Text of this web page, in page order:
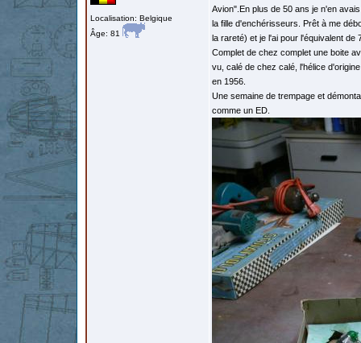
Localisation: Belgique
Âge: 81
Avion".En plus de 50 ans je n'en
la fille d'enchérisseurs. Prêt à me
la rareté) et je l'ai pour l'équivalent
Complet de chez complet une boite
vu, calé de chez calé, l'hélice
en 1956.
Une semaine de trempage et
comme un ED.